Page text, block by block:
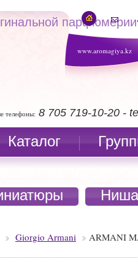
www.aromagiya.kz
парфюмерии
телефоны: 8 705 719-10-20 -
Каталог
Giorgio Armani ARMANI